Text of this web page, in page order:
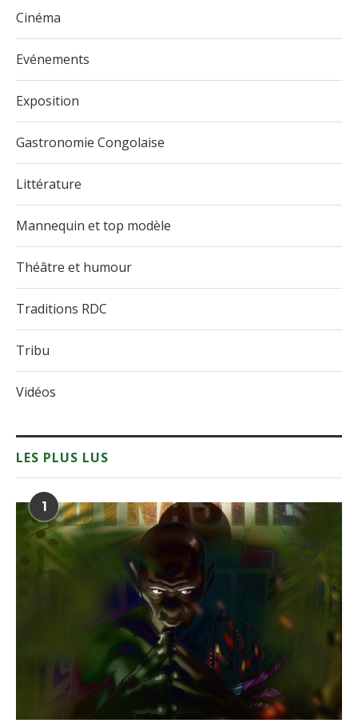
Cinéma
Evénements
Exposition
Gastronomie Congolaise
Littérature
Mannequin et top modèle
Théâtre et humour
Traditions RDC
Tribu
Vidéos
LES PLUS LUS
1